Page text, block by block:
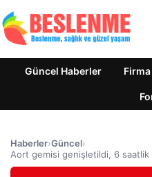
Güncel Haberler
Haberler›Güncel›
Aort gemisi genişletildi, 6 saatlik